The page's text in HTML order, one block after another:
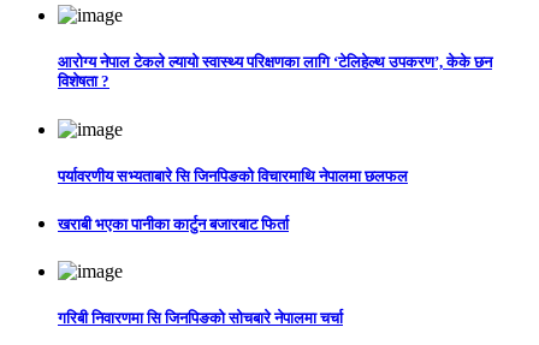
आरोग्य नेपाल टेकले ल्यायो स्वास्थ्य परिक्षणका लागि ‘टेलिहेल्थ उपकरण’, केके छन
विशेषता ?
पर्यावरणीय सभ्यताबारे सि जिनपिङको विचारमाथि नेपालमा छलफल
खराबी भएका पानीका कार्टुन बजारबाट फिर्ता
गरिबी निवारणमा सि जिनपिङको सोचबारे नेपालमा चर्चा